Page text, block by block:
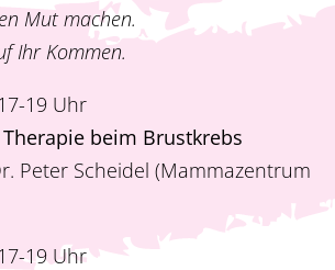
Mut machen.
Ihr Kommen.
19 Uhr
beim Brustkrebs
Peter Scheidel (Mammazentrum
19 Uhr